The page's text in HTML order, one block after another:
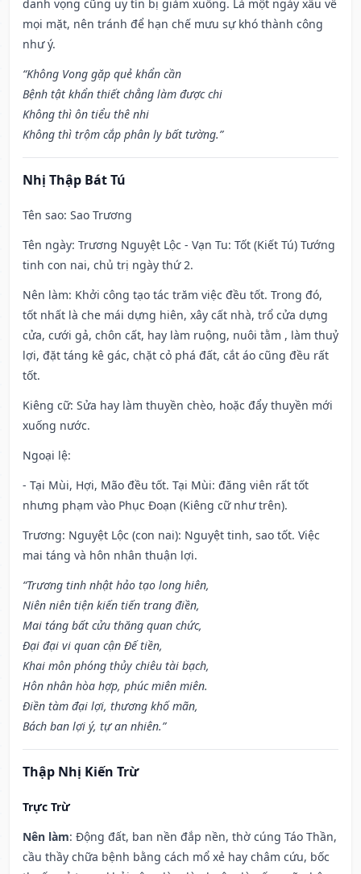
danh vọng cũng uy tín bị giảm xuống. Là một ngày xấu về
mọi mặt, nên tránh để hạn chế mưu sự khó thành công
như ý.
“Không Vong gặp quẻ khẩn cần
Bệnh tật khẩn thiết chẳng làm được chi
Không thì ôn tiểu thê nhi
Không thì trộm cắp phân ly bất tường.”
Nhị Thập Bát Tú
Tên sao: Sao Trương
Tên ngày: Trương Nguyệt Lộc - Vạn Tu: Tốt (Kiết Tú) Tướng
tinh con nai, chủ trị ngày thứ 2.
Nên làm: Khởi công tạo tác trăm việc đều tốt. Trong đó,
tốt nhất là che mái dựng hiên, xây cất nhà, trổ cửa dựng
cửa, cưới gả, chôn cất, hay làm ruộng, nuôi tằm , làm thuỷ
lợi, đặt táng kê gác, chặt cỏ phá đất, cắt áo cũng đều rất
tốt.
Kiêng cữ: Sửa hay làm thuyền chèo, hoặc đẩy thuyền mới
xuống nước.
Ngoại lệ:
- Tại Mùi, Hợi, Mão đều tốt. Tại Mùi: đăng viên rất tốt
nhưng phạm vào Phục Đoạn (Kiêng cữ như trên).
Trương: Nguyệt Lộc (con nai): Nguyệt tinh, sao tốt. Việc
mai táng và hôn nhân thuận lợi.
“Trương tinh nhật hảo tạo long hiên,
Niên niên tiện kiến tiến trang điền,
Mai táng bất cửu thăng quan chức,
Đại đại vi quan cận Đế tiền,
Khai môn phóng thủy chiêu tài bạch,
Hôn nhân hòa hợp, phúc miên miên.
Điền tàm đại lợi, thương khố mãn,
Bách ban lợi ý, tự an nhiên.”
Thập Nhị Kiến Trừ
Trực Trừ
Nên làm: Động đất, ban nền đắp nền, thờ cúng Táo Thần,
cầu thầy chữa bệnh bằng cách mổ xẻ hay châm cứu, bốc